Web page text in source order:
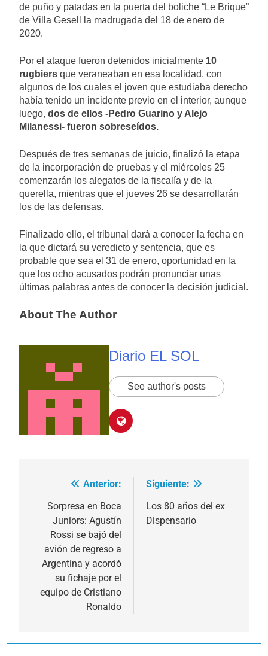
de puño y patadas en la puerta del boliche “Le Brique”
de Villa Gesell la madrugada del 18 de enero de
2020.
Por el ataque fueron detenidos inicialmente 10
rugbiers que veraneaban en esa localidad, con
algunos de los cuales el joven que estudiaba derecho
había tenido un incidente previo en el interior, aunque
luego, dos de ellos -Pedro Guarino y Alejo
Milanessi- fueron sobreseídos.
Después de tres semanas de juicio, finalizó la etapa
de la incorporación de pruebas y el miércoles 25
comenzarán los alegatos de la fiscalía y de la
querella, mientras que el jueves 26 se desarrollarán
los de las defensas.
Finalizado ello, el tribunal dará a conocer la fecha en
la que dictará su veredicto y sentencia, que es
probable que sea el 31 de enero, oportunidad en la
que los ocho acusados podrán pronunciar unas
últimas palabras antes de conocer la decisión judicial.
About The Author
Diario EL SOL
See author's posts
Navegación
entradas
Anterior:
Sorpresa en Boca
Juniors: Agustín
Rossi se bajó del
avión de regreso a
Argentina y acordó
su fichaje por el
equipo de Cristiano
Ronaldo
Siguiente:
Los 80 años del ex
Dispensario